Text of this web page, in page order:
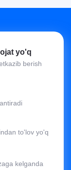
yo'q
berish
to'lov yo'q
kelganda